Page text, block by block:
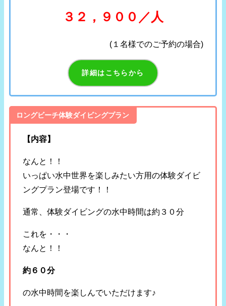
３２，９００／人
(１名様でのご予約の場合)
詳細はこちらから
ロングビーチ体験ダイビングプラン
【内容】
なんと！！
いっぱい水中世界を楽しみたい方用の体験ダイビ
ングプラン登場です！！
通常、体験ダイビングの水中時間は約３０分
これを・・・
なんと！！
約６０分
の水中時間を楽しんでいただけます♪